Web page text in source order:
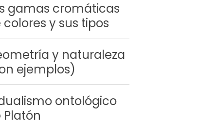
gamas cromáticas
colores y sus tipos
y naturaleza
ejemplos)
ontológico
Platón